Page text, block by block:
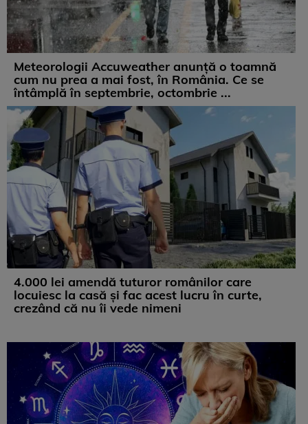
Meteorologii Accuweather anunță o toamnă
cum nu prea a mai fost, în România. Ce se
întâmplă în septembrie, octombrie ...
4.000 lei amendă tuturor românilor care
locuiesc la casă și fac acest lucru în curte,
crezând că nu îi vede nimeni